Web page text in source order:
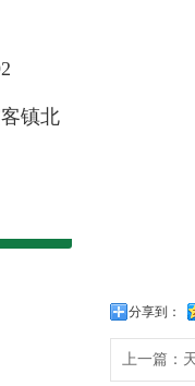
镇北
分享到：
上一篇：